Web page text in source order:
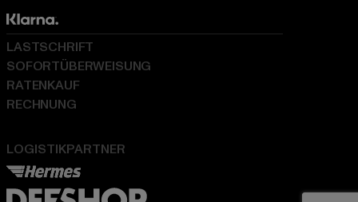
LOGISTIKPARTNER
LASTSCHRIFT
SOFORTÜBERWEISUNG
RATENKAUF
RECHNUNG